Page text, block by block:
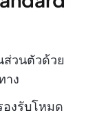
ส่วนตัวด้วย
าง
งรับโหมด